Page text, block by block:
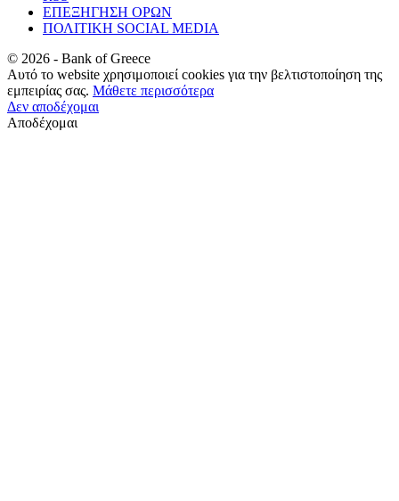
ΕΠΕΞΗΓΗΣΗ ΟΡΩΝ
ΠΟΛΙΤΙΚΗ SOCIAL MEDIA
© 2026 - Bank of Greece
Αυτό το website χρησιμοποιεί cookies για την βελτιστοποίηση της
εμπειρίας σας. Μάθετε περισσότερα
Δεν αποδέχομαι
Αποδέχομαι